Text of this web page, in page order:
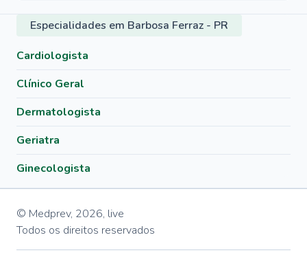
Especialidades em Barbosa Ferraz - PR
Cardiologista
Clínico Geral
Dermatologista
Geriatra
Ginecologista
© Medprev, 2026, live
Todos os direitos reservados